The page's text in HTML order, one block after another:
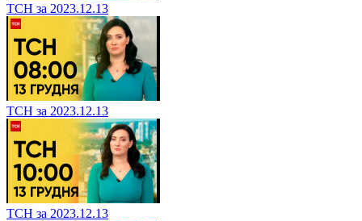
ТСН за 2023.12.13
ТСН за 2023.12.13
ТСН за 2023.12.13